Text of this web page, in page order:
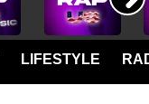
LIFESTYLE